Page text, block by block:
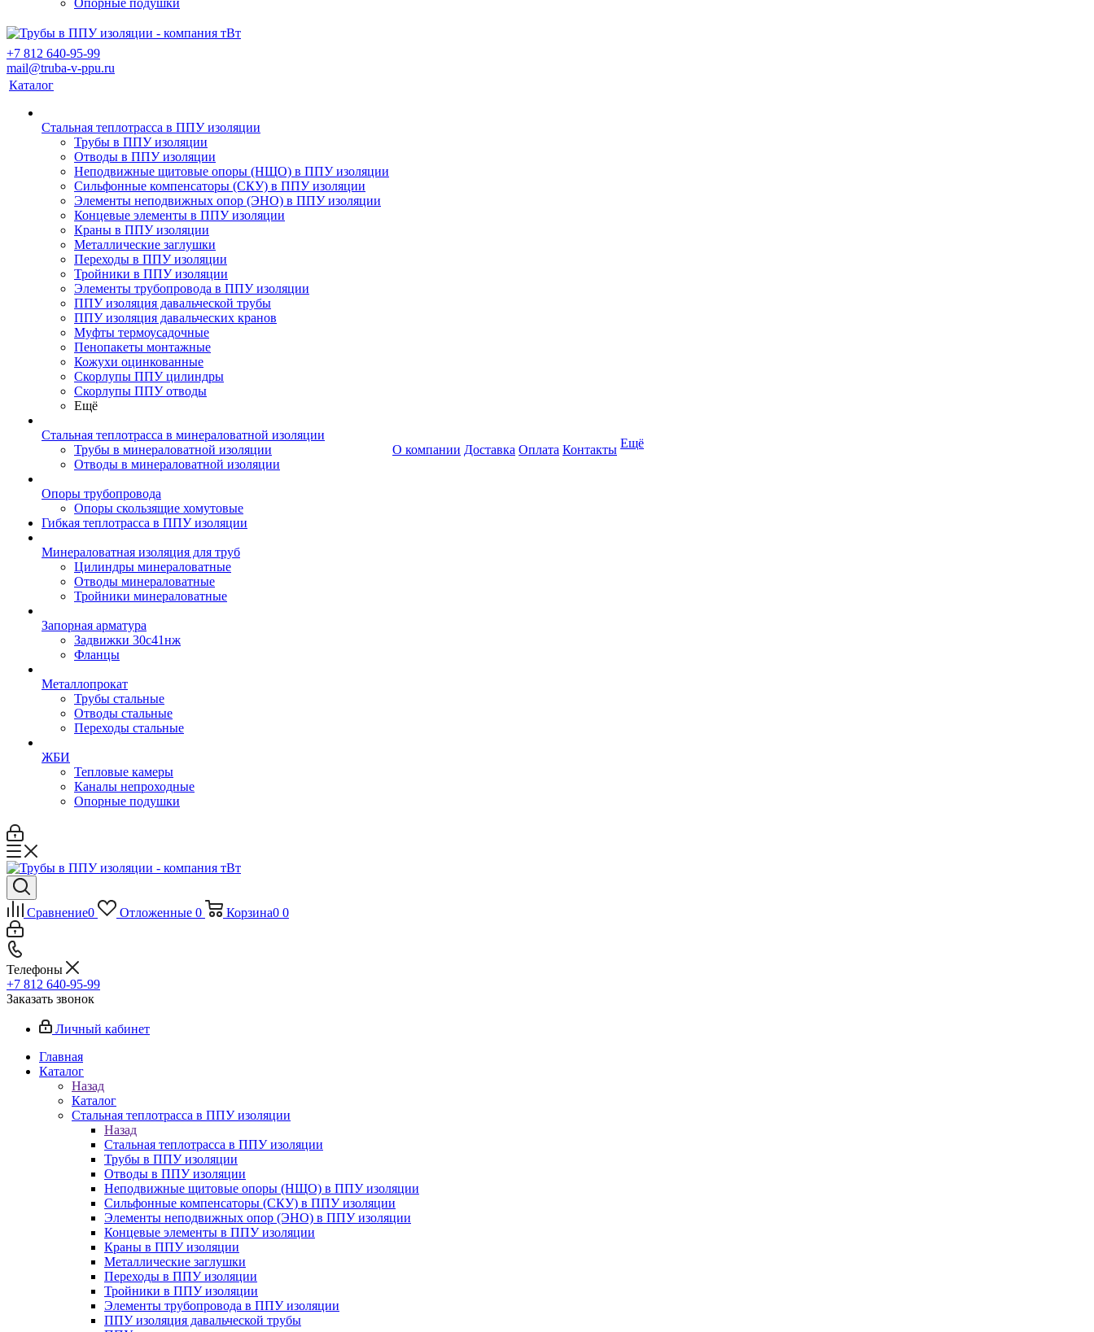
Опорные подушки
+7 812 640-95-99
mail@truba-v-ppu.ru
Каталог
Стальная теплотрасса в ППУ изоляции
Трубы в ППУ изоляции
Отводы в ППУ изоляции
Неподвижные щитовые опоры (НЩО) в ППУ изоляции
Cильфонные компенсаторы (СКУ) в ППУ изоляции
Элементы неподвижных опор (ЭНО) в ППУ изоляции
Концевые элементы в ППУ изоляции
Краны в ППУ изоляции
Металлические заглушки
Переходы в ППУ изоляции
Тройники в ППУ изоляции
Элементы трубопровода в ППУ изоляции
ППУ изоляция давальческой трубы
ППУ изоляция давальческих кранов
Муфты термоусадочные
Пенопакеты монтажные
Кожухи оцинкованные
Скорлупы ППУ цилиндры
Скорлупы ППУ отводы
Ещё
Стальная теплотрасса в минераловатной изоляции
Трубы в минераловатной изоляции
Отводы в минераловатной изоляции
Опоры трубопровода
Опоры скользящие хомутовые
Гибкая теплотрасса в ППУ изоляции
Минераловатная изоляция для труб
Цилиндры минераловатные
Отводы минераловатные
Тройники минераловатные
Запорная арматура
Задвижки 30с41нж
Фланцы
Металлопрокат
Трубы стальные
Отводы стальные
Переходы стальные
ЖБИ
Тепловые камеры
Каналы непроходные
Опорные подушки
О компании Доставка Оплата Контакты Ещё
Сравнение0 Отложенные 0 Корзина0 0
Телефоны
+7 812 640-95-99
Заказать звонок
Личный кабинет
Главная
Каталог
Назад
Каталог
Стальная теплотрасса в ППУ изоляции
Назад
Стальная теплотрасса в ППУ изоляции
Трубы в ППУ изоляции
Отводы в ППУ изоляции
Неподвижные щитовые опоры (НЩО) в ППУ изоляции
Cильфонные компенсаторы (СКУ) в ППУ изоляции
Элементы неподвижных опор (ЭНО) в ППУ изоляции
Концевые элементы в ППУ изоляции
Краны в ППУ изоляции
Металлические заглушки
Переходы в ППУ изоляции
Тройники в ППУ изоляции
Элементы трубопровода в ППУ изоляции
ППУ изоляция давальческой трубы